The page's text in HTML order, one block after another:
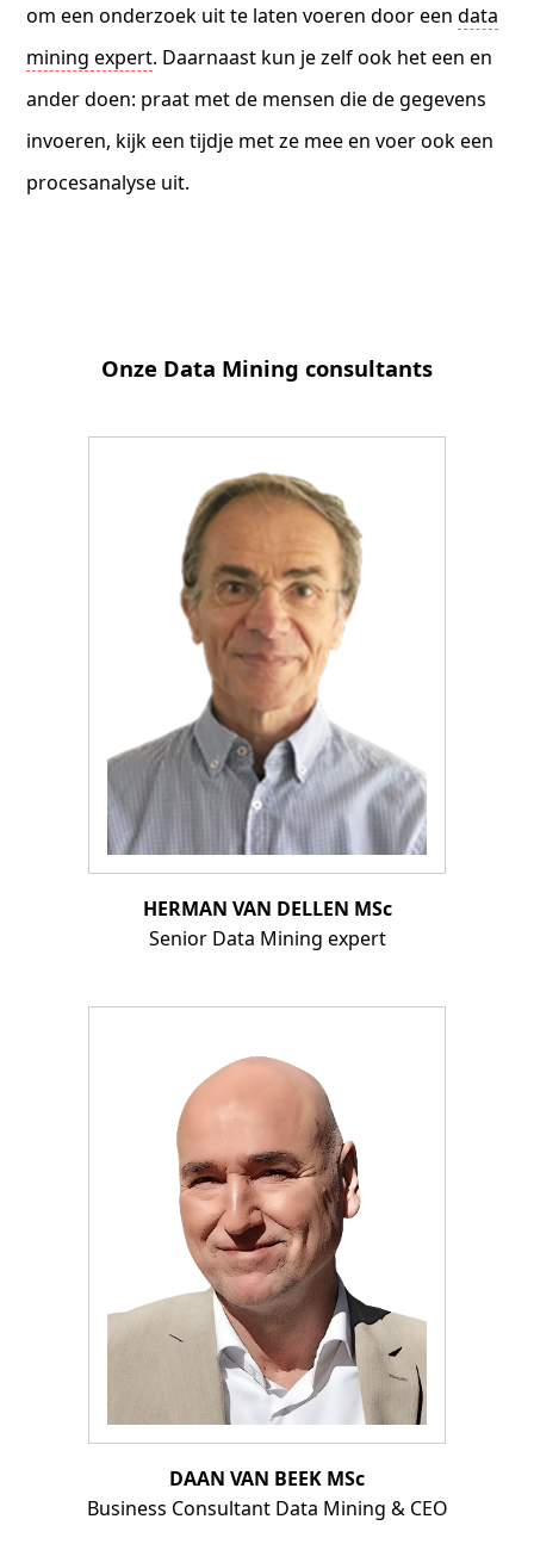
om een onderzoek uit te laten voeren door eendata
mining expert. Daarnaast kun je zelf ook het een en
ander doen: praat met de mensen die de gegevens
invoeren, kijk een tijdje met ze mee en voer ook een
procesanalyse uit.
Onze Data Mining consultants
HERMAN VAN DELLEN MSc
Senior Data Mining expert
DAAN VAN BEEK MSc
Business Consultant Data Mining & CEO